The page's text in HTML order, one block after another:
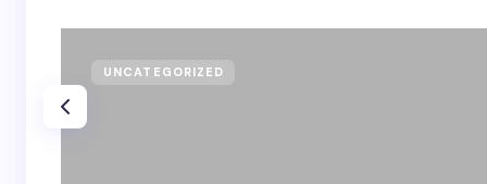
UNCATEGORIZED